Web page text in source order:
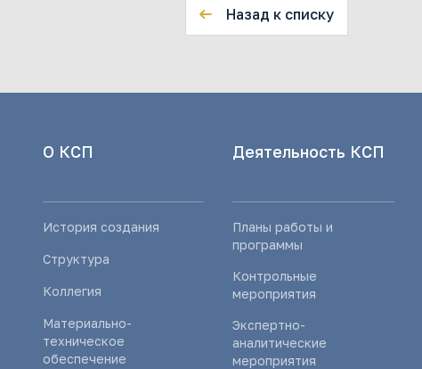
Назад к списку
О КСП
История создания
Структура
Коллегия
Материально-
техническое
обеспечение
Деятельность КСП
Планы работы и
программы
Контрольные
мероприятия
Экспертно-
аналитические
мероприятия